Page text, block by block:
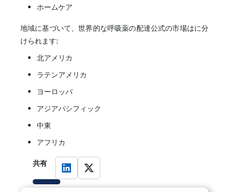
ホームケア
地域に基づいて、世界的な呼吸薬の配達公式の市場はに分
けられます:
北アメリカ
ラテンアメリカ
ヨーロッパ
アジアパシフィック
中東
アフリカ
共有